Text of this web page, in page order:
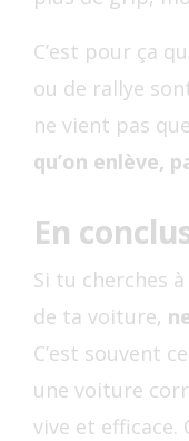
C’est pour ça
ou de rallye
ne vient pas
qu’on enlève,
En
Si tu cherches
de ta voiture,
C’est souvent
une voiture
vive et